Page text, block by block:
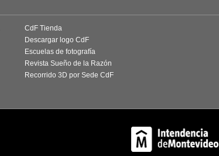
CdF Tienda
Descargar logo CdF
Escuelas de fotografía
Revista Sueño de la Razón
Recorrido 3D por Sede CdF